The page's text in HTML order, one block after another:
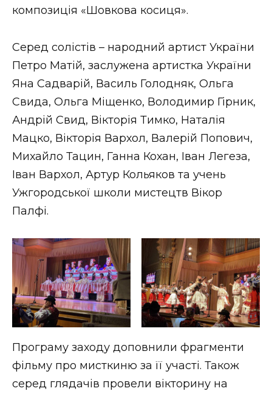
композиція «Шовкова косиця».
Серед солістів – народний артист України
Петро Матій, заслужена артистка України
Яна Садварій, Василь Голодняк, Ольга
Свида, Ольга Міщенко, Володимир Гірник,
Андрій Свид, Вікторія Тимко, Наталія
Мацко, Вікторія Вархол, Валерій Попович,
Михайло Тацин, Ганна Кохан, Іван Легеза,
Іван Вархол, Артур Кольяков та учень
Ужгородської школи мистецтв Вікор
Палфі.
Програму заходу доповнили фрагменти
фільму про мисткиню за її участі. Також
серед глядачів провели вікторину на